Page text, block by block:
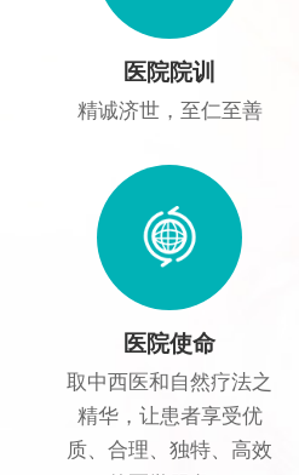
医院院训
精诚济世，至仁至善
医院使命
取中西医和自然疗法之
精华，让患者享受优
质、合理、独特、高效